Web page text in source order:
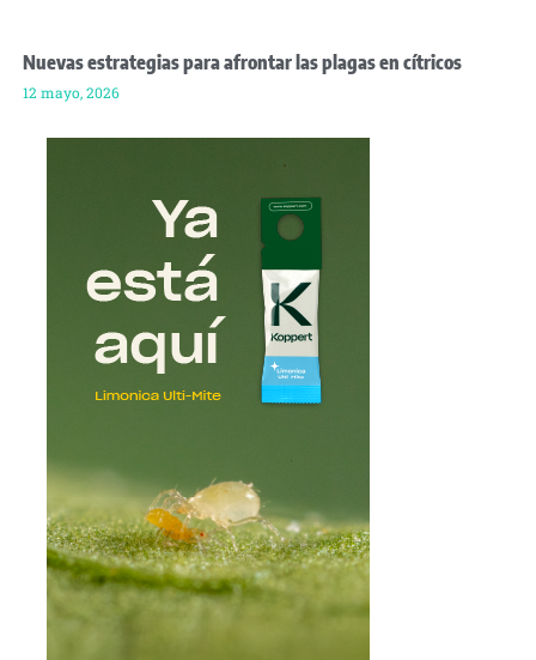
Nuevas estrategias para afrontar las plagas en cítricos
12 mayo, 2026